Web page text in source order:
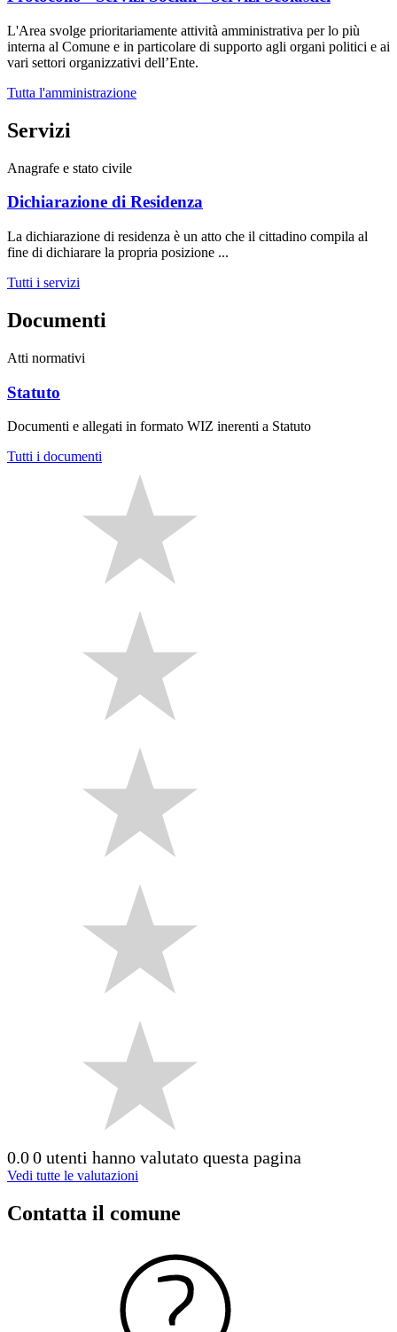
L'Area svolge prioritariamente attività amministrativa per lo più
interna al Comune e in particolare di supporto agli organi politici e ai
vari settori organizzativi dell’Ente.
Tutta l'amministrazione
Servizi
Anagrafe e stato civile
Dichiarazione di Residenza
La dichiarazione di residenza è un atto che il cittadino compila al
fine di dichiarare la propria posizione ...
Tutti i servizi
Documenti
Atti normativi
Statuto
Documenti e allegati in formato WIZ inerenti a Statuto
Tutti i documenti
0.00 utenti hanno valutato questa pagina
Vedi tutte le valutazioni
Contatta il comune